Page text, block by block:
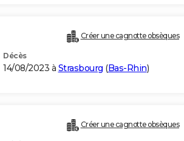
Créer une cagnotte obsèques
Décès
14/08/2023 à Strasbourg (Bas-Rhin)
Créer une cagnotte obsèques